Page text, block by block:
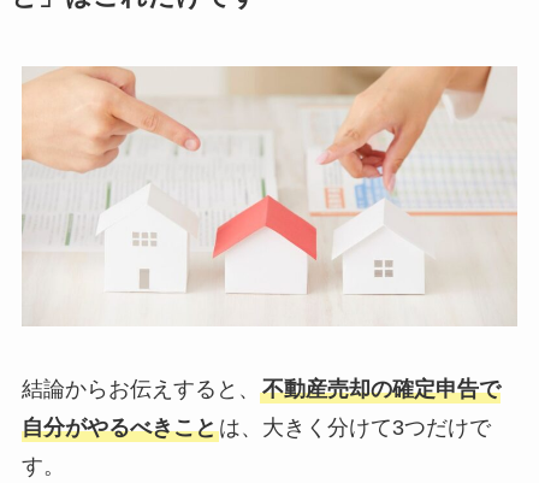
結論からお伝えすると、 不動産売却の確定申告で
自分がやるべきことは、大きく分けて3つだけで
す。